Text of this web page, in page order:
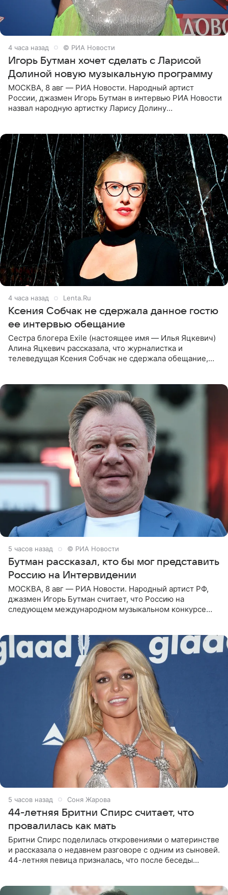
4 часа назад © РИА Новости
Игорь Бутман хочет сделать с Ларисой
Долиной новую музыкальную программу
МОСКВА, 8 авг — РИА Новости. Народный артист
России, джазмен Игорь Бутман в интервью РИА Новости
назвал народную артистку Ларису Долину
4 часа назад Lenta.Ru
Ксения Собчак не сдержала данное гостю
ее интервью обещание
Сестра блогера Exile (настоящее имя — Илья Яцкевич)
Алина Яцкевич рассказала, что журналистка и
телеведущая Ксения Собчак не сдержала обещание,
5 часов назад © РИА Новости
Бутман рассказал, кто бы мог представить
Россию на Интервидении
МОСКВА, 8 авг — РИА Новости. Народный артист РФ,
джазмен Игорь Бутман считает, что Россию на
следующем международном музыкальном конкурсе
5 часов назад Соня Жарова
44-летняя Бритни Спирс считает, что
провалилась как мать
Бритни Спирс поделилась откровениями о материнстве
и рассказала о недавнем разговоре с одним из сыновей.
44-летняя певица призналась, что после беседы